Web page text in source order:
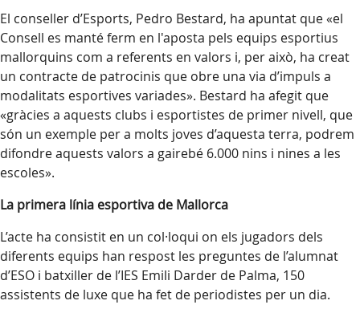
El conseller d’Esports, Pedro Bestard, ha apuntat que «el
Consell es manté ferm en l'aposta pels equips esportius
mallorquins com a referents en valors i, per això, ha creat
un contracte de patrocinis que obre una via d’impuls a
modalitats esportives variades». Bestard ha afegit que
«gràcies a aquests clubs i esportistes de primer nivell, que
són un exemple per a molts joves d’aquesta terra, podrem
difondre aquests valors a gairebé 6.000 nins i nines a les
escoles».
La primera línia esportiva de Mallorca
L’acte ha consistit en un col·loqui on els jugadors dels
diferents equips han respost les preguntes de l’alumnat
d’ESO i batxiller de l’IES Emili Darder de Palma, 150
assistents de luxe que ha fet de periodistes per un dia.